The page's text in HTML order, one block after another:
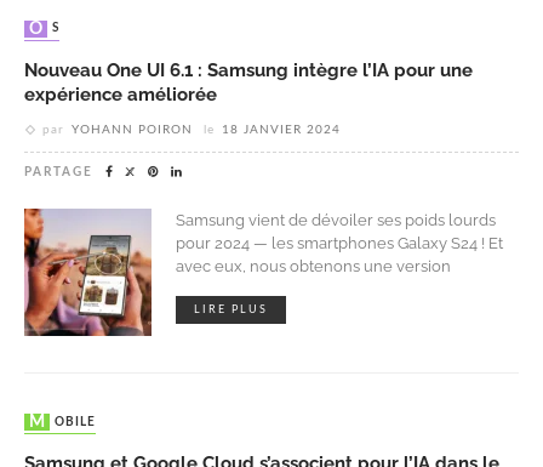
OS
Nouveau One UI 6.1 : Samsung intègre l’IA pour une
expérience améliorée
par YOHANN POIRON le 18 JANVIER 2024
PARTAGE
Samsung vient de dévoiler ses poids lourds
pour 2024 — les smartphones Galaxy S24 ! Et
avec eux, nous obtenons une version
LIRE PLUS
MOBILE